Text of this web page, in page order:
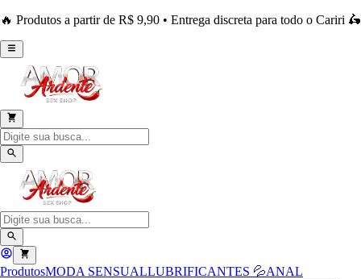
🔥 Produtos a partir de R$ 9,90 • Entrega discreta para todo o Cariri 🛵
ProdutosMODA SENSUALLUBRIFICANTES 💦ANAL